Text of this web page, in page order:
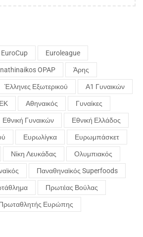
EuroCup Euroleague
OPAP Άρης
Έλληνες Εξωτερικού Α1 Γυναικών
Αθηναικός Γυναίκες
Εθνική Γυναικών Εθνική Ελλάδος
Ευρωλίγκα Ευρωμπάσκετ
Νίκη Λευκάδας Ολυμπιακός
Παναθηναϊκός Superfoods
Πρωτέας Βούλας
Ευρώπης